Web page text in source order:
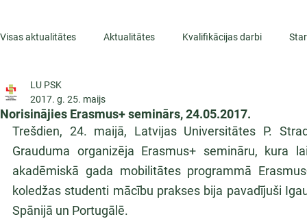
Visas aktualitātes Aktualitātes Kvalifikācijas darbi
ESF projekti
Norisinājies Erasmus+ seminārs, 24.05.2017.
LU PSK
2017. g. 25. maijs
Trešdien, 24. maijā, Latvijas Universitātes P.
Grauduma organizēja Erasmus+ semināru, kura
akadēmiskā gada mobilitātes programmā
koledžas studenti mācību prakses bija pavadījuši
Spānijā un Portugālē.